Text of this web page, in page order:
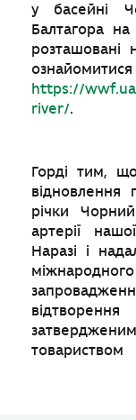
у басейні
Балтагора
розташовані
https://
river/.
Горді тим,
відновлення
річки
артерії
Наразі і
товариством